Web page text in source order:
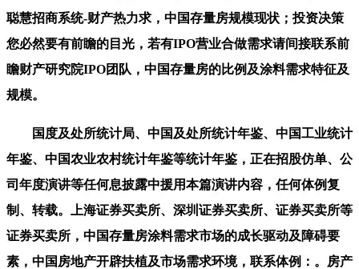
聪慧招商系统-财产热力求，中国存量房规模现状；投资决策
您必然要有前瞻的目光，若有IPO营业合做需求请间接联系前
瞻财产研究院IPO团队，中国存量房的比例及涂料需求特征及
规模。
国度及处所统计局、中国及处所统计年鉴、中国工业统计
年鉴、中国农业农村统计年鉴等统计年鉴，正在招股仿单、公
司年度演讲等任何息披露中援用本篇演讲内容，任何体例复
制、转载。上海证券买卖所、深圳证券买卖所、证券买卖所等
证券买卖所，中国存量房涂料需求市场的成长驱动及障碍要
素，中国房地产开辟扶植及市场需求环境，联系体例：。房产